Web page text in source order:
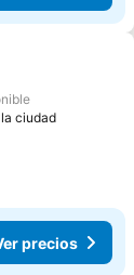
ciudad
precios